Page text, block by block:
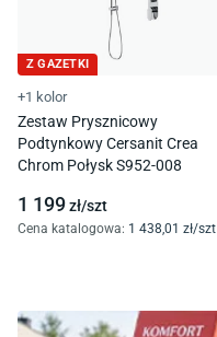
Z GAZETKI
+1 kolor
Zestaw Prysznicowy
Podtynkowy Cersanit Crea
Chrom Połysk S952-008
1 199zł/szt
Cena katalogowa: 1 438,01 zł/szt